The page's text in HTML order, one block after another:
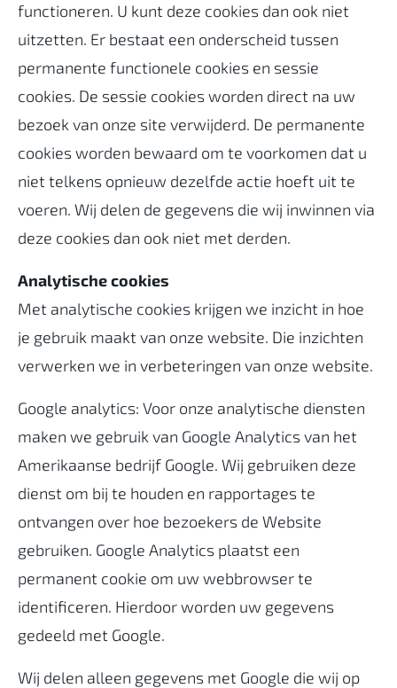
functioneren. U kunt deze cookies dan ook niet
uitzetten. Er bestaat een onderscheid tussen
permanente functionele cookies en sessie
cookies. De sessie cookies worden direct na uw
bezoek van onze site verwijderd. De permanente
cookies worden bewaard om te voorkomen dat u
niet telkens opnieuw dezelfde actie hoeft uit te
voeren. Wij delen de gegevens die wij inwinnen via
deze cookies dan ook niet met derden.
Analytische cookies
Met analytische cookies krijgen we inzicht in hoe
je gebruik maakt van onze website. Die inzichten
verwerken we in verbeteringen van onze website.
Google analytics: Voor onze analytische diensten
maken we gebruik van Google Analytics van het
Amerikaanse bedrijf Google. Wij gebruiken deze
dienst om bij te houden en rapportages te
ontvangen over hoe bezoekers de Website
gebruiken. Google Analytics plaatst een
permanent cookie om uw webbrowser te
identificeren. Hierdoor worden uw gegevens
gedeeld met Google.
Wij delen alleen gegevens met Google die wij op